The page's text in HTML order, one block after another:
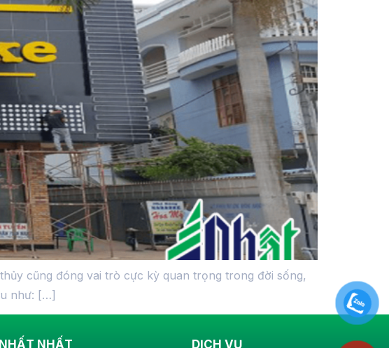
cũng đóng vai trò cực kỳ quan trọng trong đời sống,
như: […]
NHẤT DỊCH VỤ